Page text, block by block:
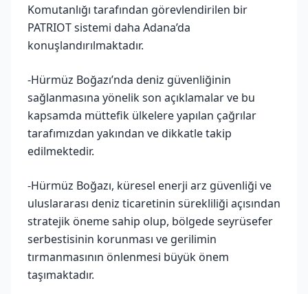
Komutanlığı tarafından görevlendirilen bir
PATRIOT sistemi daha Adana’da
konuşlandırılmaktadır.
-Hürmüz Boğazı’nda deniz güvenliğinin
sağlanmasına yönelik son açıklamalar ve bu
kapsamda müttefik ülkelere yapılan çağrılar
tarafımızdan yakından ve dikkatle takip
edilmektedir.
-Hürmüz Boğazı, küresel enerji arz güvenliği ve
uluslararası deniz ticaretinin sürekliliği açısından
stratejik öneme sahip olup, bölgede seyrüsefer
serbestisinin korunması ve gerilimin
tırmanmasının önlenmesi büyük önem
taşımaktadır.